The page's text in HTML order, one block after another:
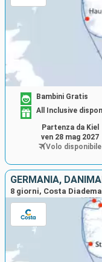
Bambini Gratis
All Inclusive
Partenza da Kiel
ven 28 mag 2027
Volo disponibile
GERMANIA,
8 giorni, Costa Diadema